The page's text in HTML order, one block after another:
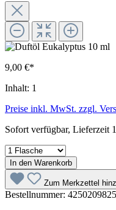
9,00 €*
Inhalt: 1
Preise inkl. MwSt. zzgl.
Sofort verfügbar, Lieferzeit
In den Warenkorb
Zum Merkzettel
Bestellnummer: